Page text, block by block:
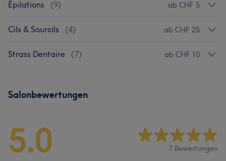
Épilations (9) ab CHF 5
Cils & Sourcils (4) ab CHF 25
Strass Dentaire (7) ab CHF 10
Salonbewertungen
5.0 7 Bewertungen